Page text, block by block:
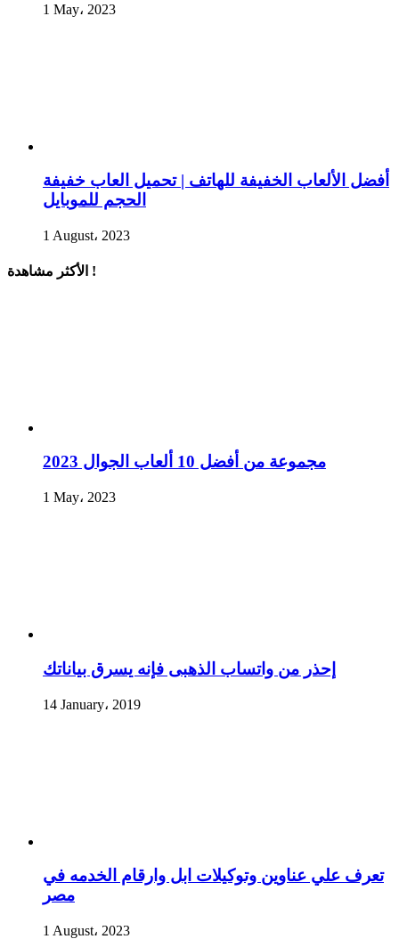
1 May، 2023
أفضل الألعاب الخفيفة للهاتف | تحميل العاب خفيفة
الحجم للموبايل
1 August، 2023
الأكثر مشاهدة !
مجموعة من أفضل 10 ألعاب الجوال 2023
1 May، 2023
إحذر من واتساب الذهبى فإنه يسرق بياناتك
14 January، 2019
تعرف علي عناوين وتوكيلات ابل وارقام الخدمه في
مصر
1 August، 2023